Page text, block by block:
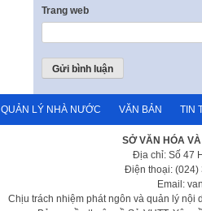
Trang web
QUẢN LÝ NHÀ NƯỚC VĂN BẢN TIN
SỞ VĂN HÓA
Địa chỉ: Số 47
Điện thoại: (024)
Email:
Chịu trách nhiệm phát ngôn và quản lý nội